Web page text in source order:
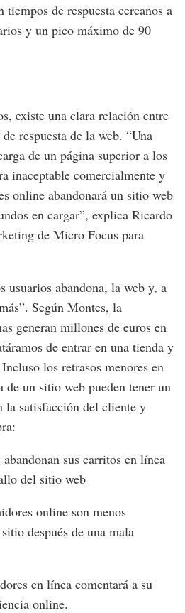
tiempos de respuesta cercanos a
y un pico máximo de 90
existe una clara relación entre
respuesta de la web. “Una
de un página superior a los
inaceptable comercialmente y
online abandonará un sitio web
en cargar”, explica Ricardo
de Micro Focus para
usuarios abandona, la web y, a
Según Montes, la
generan millones de euros en
de entrar en una tienda y
los retrasos menores en
de un sitio web pueden tener un
la satisfacción del cliente y
sus carritos en línea
del sitio web
online son menos
después de una mala
en línea comentará a su
online.